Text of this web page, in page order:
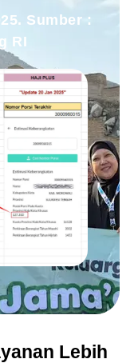
Sumber :
RI
Lebih